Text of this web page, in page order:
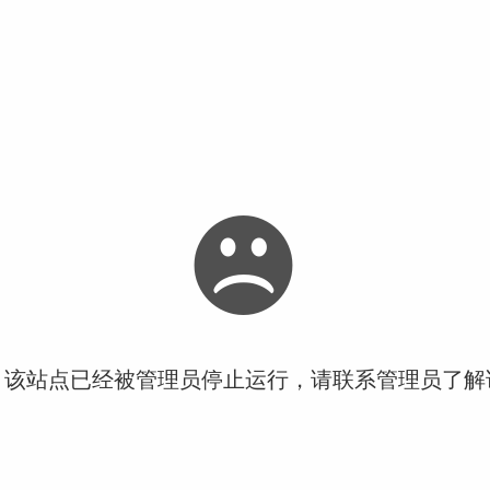
站点已经被管理员停止运行，请联系管理员了